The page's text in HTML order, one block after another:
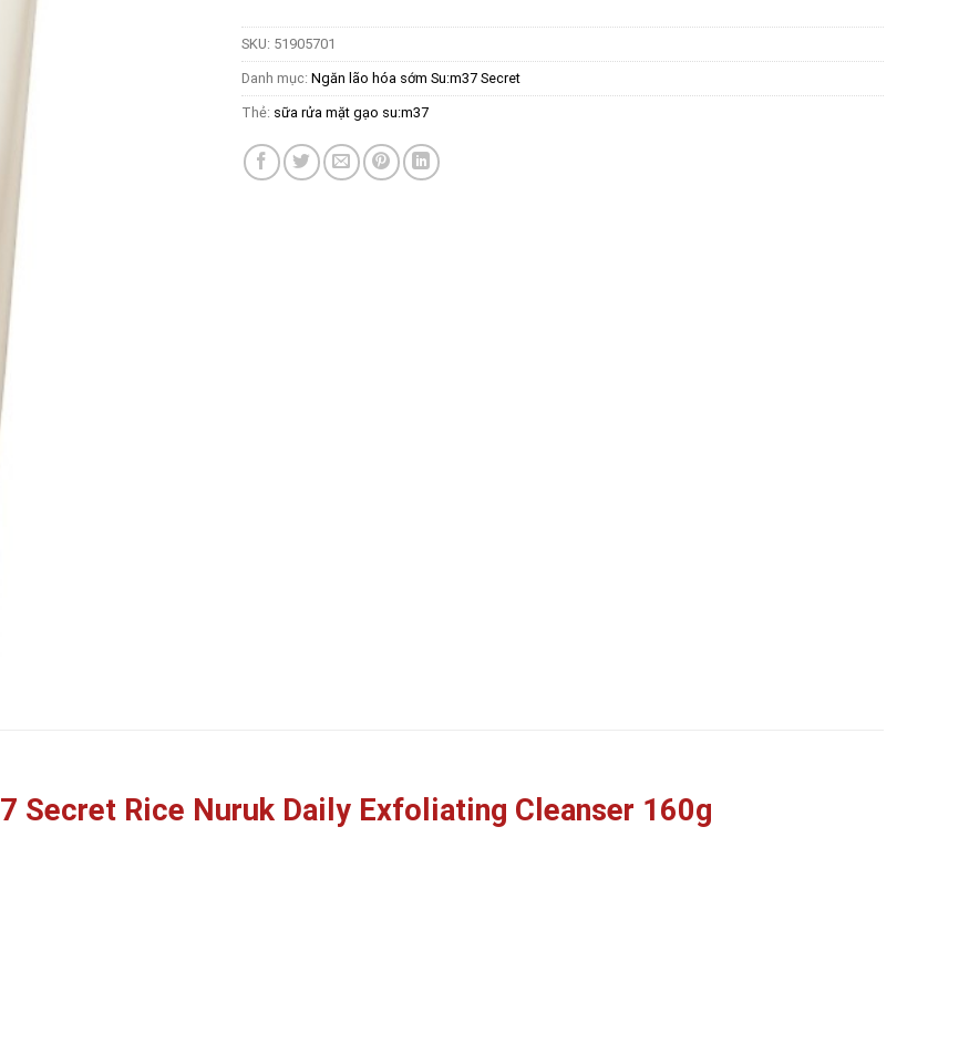
576.000₫.
SKU: 51905701
Danh mục: Ngăn lão hóa sớm Su:m37 Secret
Thẻ: sữa rửa mặt gạo su:m37
Secret Rice Nuruk Daily Exfoliating Cleanser 160g